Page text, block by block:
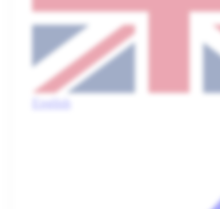
English